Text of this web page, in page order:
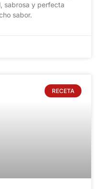
sabrosa y perfecta
sabor.
RECETA